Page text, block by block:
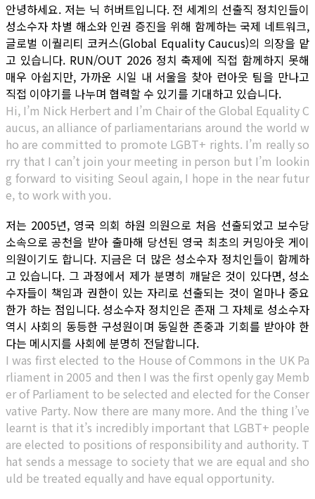
안녕하세요. 저는 닉 허버트입니다. 전 세계의 선출직 정치인들이
성소수자 차별 해소와 인권 증진을 위해 함께하는 국제 네트워크,
글로벌 이퀄리티 코커스(Global Equality Caucus)의 의장을 맡
고 있습니다. RUN/OUT 2026 정치 축제에 직접 함께하지 못해
매우 아쉽지만, 가까운 시일 내 서울을 찾아 런아웃 팀을 만나고
직접 이야기를 나누며 협력할 수 있기를 기대하고 있습니다.
Hi, I’m Nick Herbert and I’m Chair of the Global Equality C
aucus, an alliance of parliamentarians around the world w
ho are committed to promote LGBT+ rights. I’m really so
rry that I can’t join your meeting in person but I’m lookin
g forward to visiting Seoul again, I hope in the near futur
e, to work with you.
저는 2005년, 영국 의회 하원 의원으로 처음 선출되었고 보수당
소속으로 공천을 받아 출마해 당선된 영국 최초의 커밍아웃 게이
의원이기도 합니다. 지금은 더 많은 성소수자 정치인들이 함께하
고 있습니다. 그 과정에서 제가 분명히 깨달은 것이 있다면, 성소
수자들이 책임과 권한이 있는 자리로 선출되는 것이 얼마나 중요
한가 하는 점입니다. 성소수자 정치인은 존재 그 자체로 성소수자
역시 사회의 동등한 구성원이며 동일한 존중과 기회를 받아야 한
다는 메시지를 사회에 분명히 전달합니다.
I was first elected to the House of Commons in the UK Pa
rliament in 2005 and then I was the first openly gay Memb
er of Parliament to be selected and elected for the Conser
vative Party. Now there are many more. And the thing I’ve
learnt is that it’s incredibly important that LGBT+ people
are elected to positions of responsibility and authority. T
hat sends a message to society that we are equal and sho
uld be treated equally and have equal opportunity.